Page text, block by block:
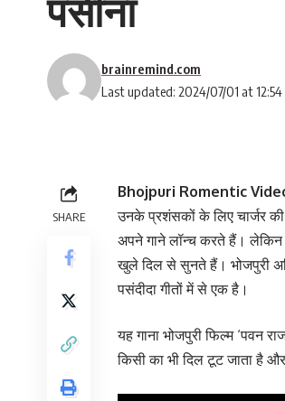
पसीना
Last updated: 2024/07/01 at 12:54
brainremind.com
SHARE
Bhojpuri Romentic
उनके प्रशंसकों के लिए चार्जर
अपने गाने लॉन्च करते हैं। लेकिन
खुले दिल से सुनते हैं। भोजपुरी
पसंदीदा गीतों में से एक है।
यह गाना भोजपुरी फिल्म ‘पवन
किसी का भी दिल टूट जाता है